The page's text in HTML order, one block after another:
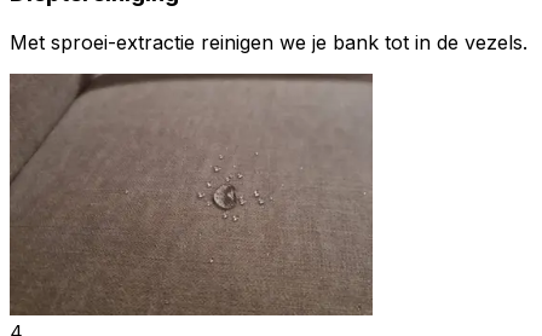
Met sproei-extractie reinigen we je bank tot in de vezels.